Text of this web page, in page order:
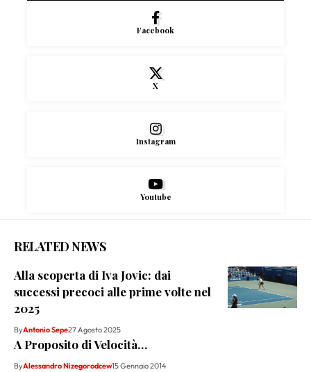
Facebook
X
Instagram
Youtube
RELATED NEWS
Alla scoperta di Iva Jovic: dai
successi precoci alle prime volte nel
2025
ByAntonio Sepe27 Agosto 2025
A Proposito di Velocità…
ByAlessandro Nizegorodcew15 Gennaio 2014